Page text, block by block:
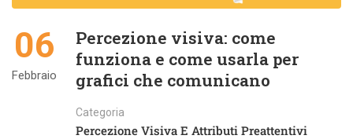
06
Febbraio
Percezione visiva: come
funziona e come usarla per
grafici che comunicano
Categoria
Percezione Visiva E Attributi Preattentivi